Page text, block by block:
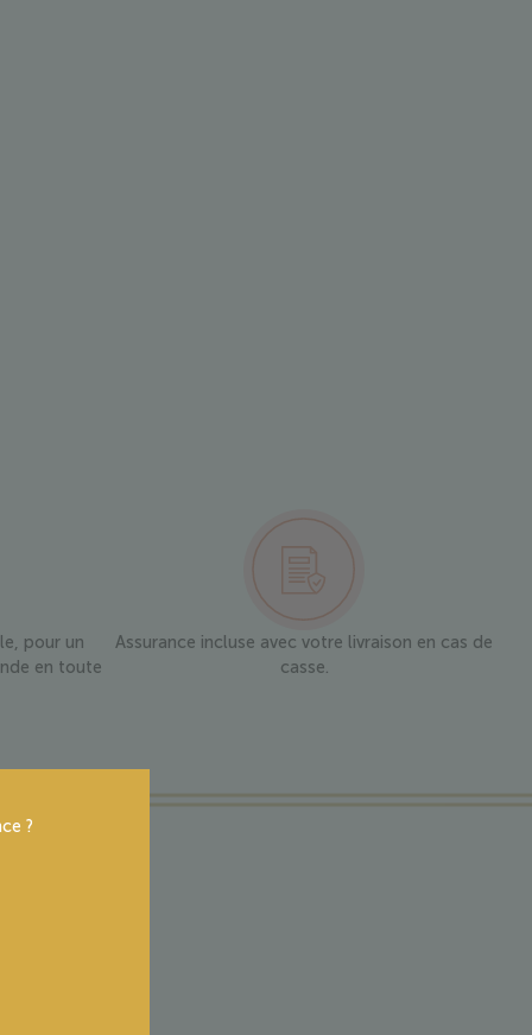
pour un
en toute
Assurance incluse avec votre livraison en cas de
casse.
?